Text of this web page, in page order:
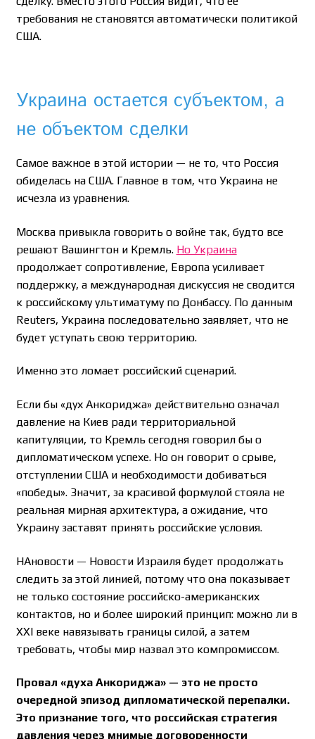
требования не становятся автоматически политикой
США.
Украина остается субъектом, а
не объектом сделки
Самое важное в этой истории — не то, что Россия
обиделась на США. Главное в том, что Украина не
исчезла из уравнения.
Москва привыкла говорить о войне так, будто все
решают Вашингтон и Кремль. Но Украина
продолжает сопротивление, Европа усиливает
поддержку, а международная дискуссия не сводится
к российскому ультиматуму по Донбассу. По данным
Reuters, Украина последовательно заявляет, что не
будет уступать свою территорию.
Именно это ломает российский сценарий.
Если бы «дух Анкориджа» действительно означал
давление на Киев ради территориальной
капитуляции, то Кремль сегодня говорил бы о
дипломатическом успехе. Но он говорит о срыве,
отступлении США и необходимости добиваться
«победы». Значит, за красивой формулой стояла не
реальная мирная архитектура, а ожидание, что
Украину заставят принять российские условия.
НАновости — Новости Израиля будет продолжать
следить за этой линией, потому что она показывает
не только состояние российско-американских
контактов, но и более широкий принцип: можно ли в
XXI веке навязывать границы силой, а затем
требовать, чтобы мир назвал это компромиссом.
Провал «духа Анкориджа» — это не просто
очередной эпизод дипломатической перепалки.
Это признание того, что российская стратегия
давления через мнимые договоренности